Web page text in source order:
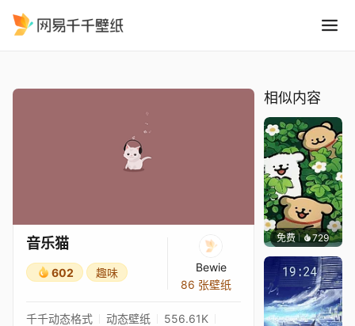
音乐猫
602 趣味
Bewie
86 张壁纸
千千动态格式 动态壁纸
556.61K
相似内容
免费 729渔小小